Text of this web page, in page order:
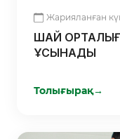
Жарияланған
ШАЙ
ҰСЫНАДЫ
Толығырақ→